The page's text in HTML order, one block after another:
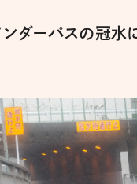
ンダーパスの冠水